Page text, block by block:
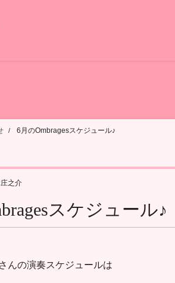
6月のOmbragesスケジュール♪
之介
スケジュール♪
んの演奏スケジュールは